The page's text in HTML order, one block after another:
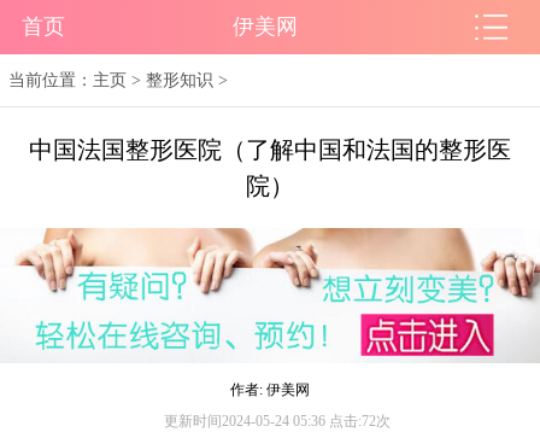
首页 伊美网
当前位置： 主页 >整形知识 >
中国法国整形医院（了解中国和法国的整形医
院）
作者: 伊美网
更新时间2024-05-24 05:36 点击:72次